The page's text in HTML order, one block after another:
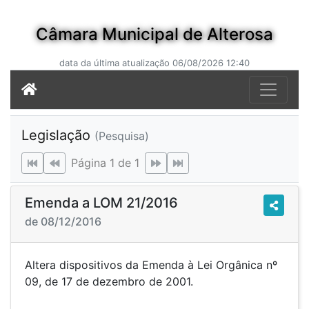
Câmara Municipal de Alterosa
data da última atualização 06/08/2026 12:40
Legislação (Pesquisa)
Página 1 de 1
Emenda a LOM 21/2016
de 08/12/2016
Altera dispositivos da Emenda à Lei Orgânica nº
09, de 17 de dezembro de 2001.